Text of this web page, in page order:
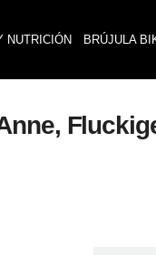
NUTRICIÓN BRÚJULA